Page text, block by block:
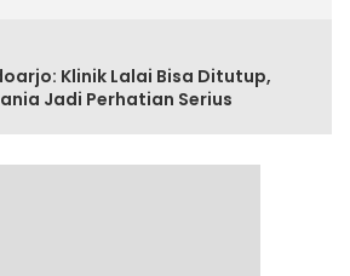
Klinik Lalai Bisa Ditutup,
Jadi Perhatian Serius